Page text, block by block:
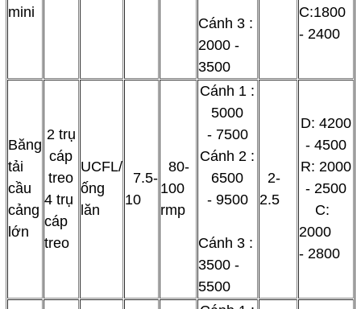
mini
Cánh 3 :
2000 -
3500
C:1800
- 2400
Băng
tải
cầu
cảng
lớn
2 trụ
cáp
treo
4 trụ
cáp
treo
UCFL/
ống
lăn
7.5-
10
80-
100
rmp
Cánh 1 :
5000
- 7500
Cánh 2 :
6500
- 9500
Cánh 3 :
3500 -
5500
2-
2.5
D: 4200
- 4500
R: 2000
- 2500
C:
2000
- 2800